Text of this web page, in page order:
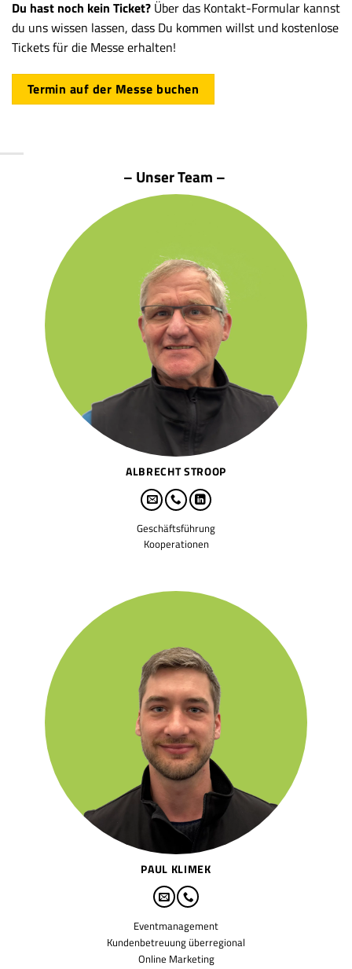
Du hast noch kein Ticket? Über das Kontakt-Formular kannst
du uns wissen lassen, dass Du kommen willst und kostenlose
Tickets für die Messe erhalten!
Termin auf der Messe buchen
– Unser Team –
ALBRECHT STROOP
Geschäftsführung
Kooperationen
PAUL KLIMEK
Eventmanagement
Kundenbetreuung überregional
Online Marketing